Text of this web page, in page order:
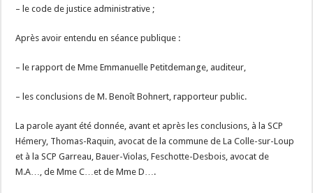
– le code de justice administrative ;
Après avoir entendu en séance publique :
– le rapport de Mme Emmanuelle Petitdemange, auditeur,
– les conclusions de M. Benoît Bohnert, rapporteur public.
La parole ayant été donnée, avant et après les conclusions, à la SCP
Hémery, Thomas-Raquin, avocat de la commune de La Colle-sur-Loup
et à la SCP Garreau, Bauer-Violas, Feschotte-Desbois, avocat de
M.A…, de Mme C…et de Mme D….